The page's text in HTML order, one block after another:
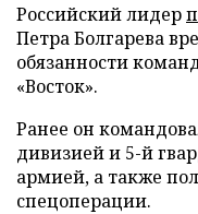
Российский лидер
Петра Болгарева
обязанности
«Восток».
Ранее он
дивизией и 5-й
армией, а также
спецоперации.